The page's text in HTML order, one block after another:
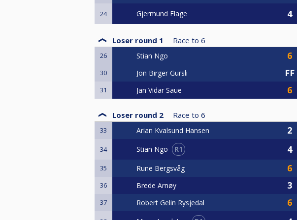
24 Gjermund Flage
Loser round 1 Race to 6
26 Stian Ngo
30 Jon Birger Gursli
31 Jan Vidar Saue
Loser round 2 Race to 6
33 Arian Kvalsund Hansen
34 Stian Ngo R1
35 Rune Bergsvåg
36 Brede Arnøy
37 Robert Gelin Rysjedal